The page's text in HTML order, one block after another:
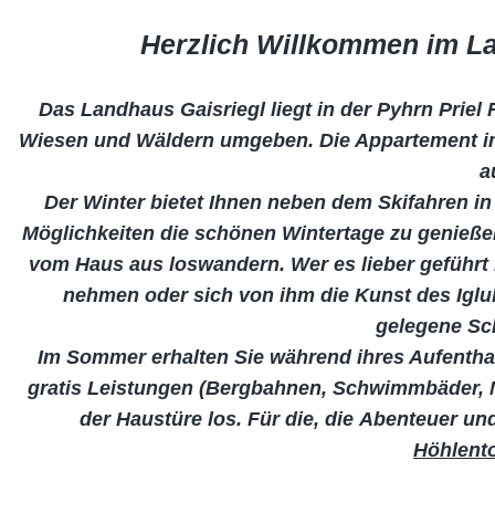
Herzlich Willkommen im
Das Landhaus Gaisriegl liegt in der Pyhrn
Wiesen und Wäldern umgeben. Die Appartement
Der Winter bietet Ihnen neben dem Skifahren
Möglichkeiten die schönen Wintertage zu
vom Haus aus loswandern. Wer es lieber
nehmen oder sich von ihm die Kunst des
gelegene
Im Sommer erhalten Sie während ihres
gratis Leistungen (Bergbahnen,
der Haustüre los. Für die, die Abenteuer